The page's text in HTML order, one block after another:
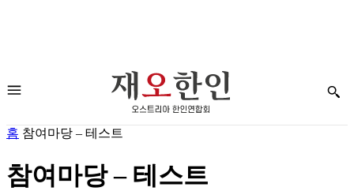
홈 참여마당 – 테스트
참여마당 – 테스트